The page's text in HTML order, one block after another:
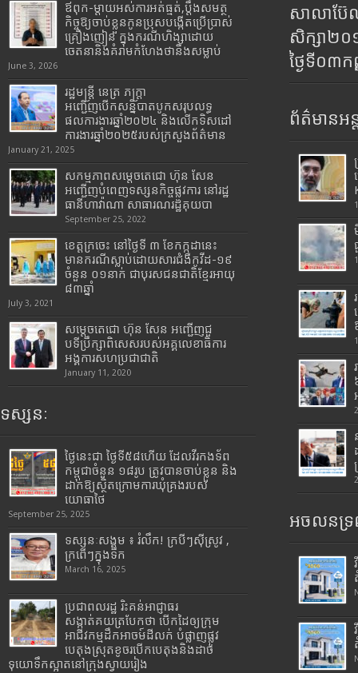
ឪពុក-ម្ដាយអស់ការអត់ធ្មត់,ប្ដឹងសមត្ថ
កិច្ចឱ្យចាប់ខ្លួនកូនប្រុសបង្កើតប្រើប្រាស់
គ្រឿងញៀន ក្នុងករណីហិង្សាដោយ
ចេតនានិងគំរាមកំហែងថានឹងសម្លាប់
June 3, 2026
រដ្ឋមន្រ្តី​ នេត្រ​ ភក្ត្រា​
អញ្ជើញបើកសន្និបាតបូកសរុបលទ្ធ
ផលការងារឆ្នាំ២០២៤ និងលើកទិសដៅ
ការងារឆ្នាំ២០២៥របស់​ក្រសួង​ព័ត៌មាន​
January 21, 2025
សកម្មភាពសម្តេចតេជោ ហ៊ុន សែន
អញ្ជើញបំពេញទស្សនកិច្ចផ្លូវការ នៅរដ្ឋ
ធានីហាវ៉ាណា សាធារណរដ្ឋគុយបា
September 25, 2022
ខេត្តក្រចេះ នៅថ្ងៃទី ៣ ខែកក្កដានេះ
មានករណីស្លាប់ដោយសារជំងឺកូវីដ-១៩
ចំនួន ០១នាក់ ជាបុរសជនជាតិខ្មែរអាយុ
៨៣ឆ្នាំ
July 3, 2021
សម្តេចតេជោ ហ៊ុន សែន អញ្ជើញជួ
បទីប្រឹក្សាពិសេសរបស់អគ្គលេខាធិការ
អង្គការសហប្រជាជាតិ
January 11, 2020
ទស្សនៈ
ថ្ងៃនេះជា ថ្ងៃទី៥៨ហើយ ដែលវីរកងទ័ព
កម្ពុជាចំនួន ១៨រូប ត្រូវបានចាប់ខ្លួន និង
ដាក់ឱ្យស្ថិតក្រោមការឃុំគ្រងរបស់
យោធាថៃ
September 25, 2025
ទស្សនៈសង្គម ៖ រំលឹក! ក្របីៗស៊ីស្រូវ ,
ក្រពើៗក្នុងទឹក
March 16, 2025
ប្រជាពលរដ្ឋ រិះគន់អាជ្ញាធរ
សង្កាត់គយត្របែកថា បើកដៃឲ្យក្រុម
អាជីវកម្មដឹកអាចម៍ដីលក់ បំផ្លាញផ្លូវ
បេតុងស្រុតខូចរបើកបេតុងនិងដាច់
ទុយោទឹកស្អាតនៅក្រុងស្វាយរៀង
សាលាប៊ែ
សិក្សា២
ថ្ងៃទី០៣
ព័ត៌មានអន្
អចលនទ្រ